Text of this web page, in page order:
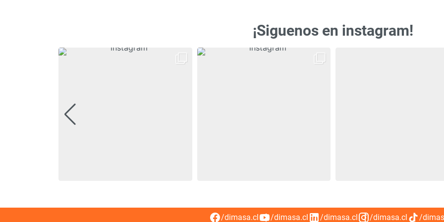
¡Siguenos en instagram!
/dimasa.cl /dimasa.cl /dimasa.cl /dimasa.cl /